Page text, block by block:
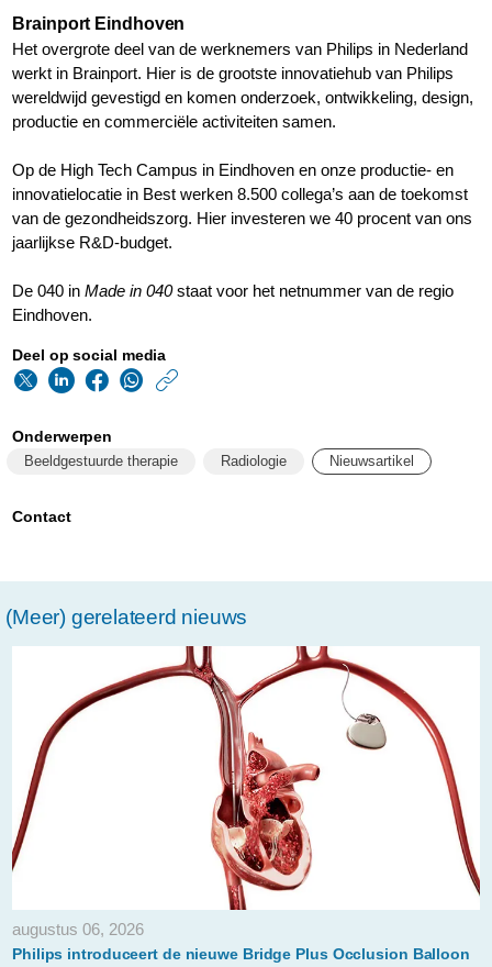
Brainport Eindhoven
Het overgrote deel van de werknemers van Philips in Nederland
werkt in Brainport. Hier is de grootste innovatiehub van Philips
wereldwijd gevestigd en komen onderzoek, ontwikkeling, design,
productie en commerciële activiteiten samen.
Op de High Tech Campus in Eindhoven en onze productie- en
innovatielocatie in Best werken 8.500 collega’s aan de toekomst
van de gezondheidszorg. Hier investeren we 40 procent van ons
jaarlijkse R&D-budget.
De 040 inMade in 040staat voor het netnummer van de regio
Eindhoven.
Deel op social media
de-
is-
made-
in-
040.html
Onderwerpen
Beeldgestuurde therapie Radiologie Nieuwsartikel
Contact
(Meer) gerelateerd nieuws
augustus 06, 2026
Philips introduceert de nieuwe Bridge Plus Occlusion Balloon